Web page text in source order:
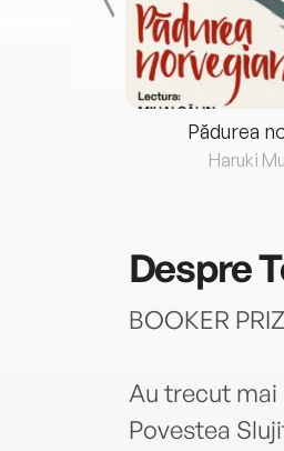
Pădurea
Haruki
Despre
BOOKER
Au trecut mai
Povestea